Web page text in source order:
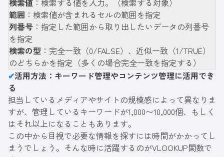
検索値 ：検索する値を入力。（検索する対象）
範囲 ：検索値が含まれるセルの範囲を指定
列番号 ：指定した範囲から取り出したいデータの列番号
を指定
検索の型 ：完全一致（0/FALSE）、近似一致（1/TRUE）
のどちらかを指定（多くの場合完全一致を指定する）
✔活用方法：キーワード管理やコンテンツ管理に活用でき
る
担当しているメディアやサイトの規模感によって異なりま
すが、管理しているキーワードが1,000〜10,000個、もしく
はそれ以上になることもあります。
この中から目視で必要な情報を探すには時間がかかってし
まうでしょう。そんな時に活躍するのがVLOOKUP関数で